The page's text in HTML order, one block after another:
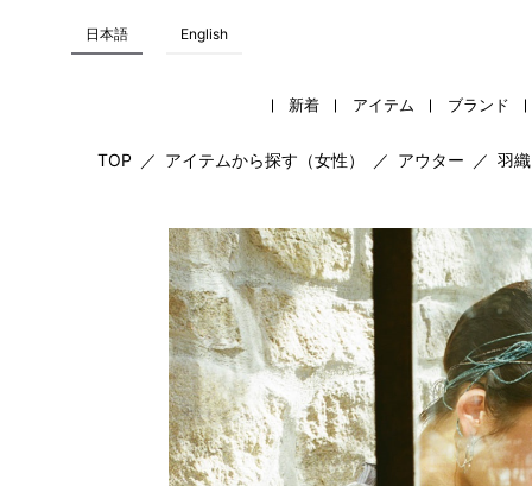
日本語 English
新着 アイテム ブランド
TOP ／ アイテムから探す（女性） ／ アウター ／ 羽織